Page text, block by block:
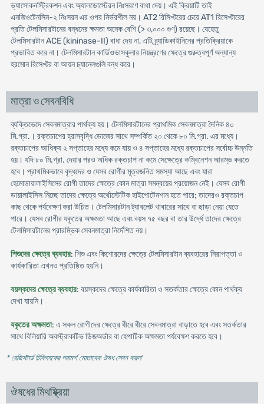
ভ্যাসোকনস্ট্রিকশন এবং অ্যালডোস্টেরন নিঃসরণে বাধা দেয়। এই ক্রিয়াটি তাই
এনজিওটেনসিন-২ নিঃসরন এর ওপর নির্ভরশীল নয়। AT2 রিসিপ্টরের চেয়ে AT1 রিসেপ্টারের
প্রতি টেলমিসারটানের বন্ধনের ক্ষমতা অনেক বেশি (> ৩,০০০ গুণ) রয়েছে। যেহেতু
টেলমিসারটান ACE (kininase-II) বাধা দেয় না, এটি ব্র্যাডিকাইনিনের প্রতিক্রিয়াকে
প্রভাবিত করে না। টেলমিসারটান কার্ডিওভাসকুলার নিয়ন্ত্রণের ক্ষেত্রে গুরুত্বপূর্ণ অন্যান্য
হরমোন রিসেপ্টর বা আয়ন চ্যানেলগুলি বন্ধ করে।
মাত্রা ও সেবনবিধি
ব্যক্তিভেদে সেবনমাত্রার পার্থক্য হয়। টেলমিসারটানের প্রাথমিক সেবনমাত্রা দৈনিক ৪০
মি.গ্রা.। রক্তচাপের হ্রাসবৃদ্ধি ডোজের সাথে সম্পর্কিত ২০ থেকে ৮০ মি.গ্রা. এর মধ্যে।
রক্তচাপের আধিক্য ২ সপ্তাহের মধ্যে কমে যায় ও ৪ সপ্তাহের মধ্যে রক্তচাপের সর্বোচ্চ উন্নতি
হয়। যদি ৮০ মি.গ্রা. দেয়ার পরও অধিক রক্তচাপ না কমে সেক্ষেত্রে কম্বিনেশন আরম্ভ করতে
হবে। প্রাথমিকভাবে বৃদ্ধদের ও যেসব রোগীর মূত্রজনিত সমস্যা আছে এবং যারা
হেমোডায়ালাইসিসের রোগী তাদের ক্ষেত্রে কোন মাত্রা সমন্বয়ের প্রয়োজন নেই। যেসব রোগী
ডায়ালাইসিস নিচ্ছে তাদের ক্ষেত্রে অর্থোস্টেটিক হাইপোটেনশান হতে পারে; তাদেরও রক্তচাপ
কাছ থেকে পর্যবেক্ষণ করা উচিত। টেলমিসারটান ট্যাবলেট খাবারের সাথে বা ছাড়া নেয়া যেতে
পারে। যেসব রোগীর যকৃতের অক্ষমতা আছে এবং বয়স ৭৫ বছর বা তার উর্দ্ধে তাদের ক্ষেত্রে
টেলমিসারটানের প্রারম্ভিক সেবনমাত্রা নির্দেশিত নয়।
শিশুদের ক্ষেত্রে ব্যবহার: শিশু এবং কিশোরদের ক্ষেত্রে টেলমিসারটান ব্যবহারের নিরাপত্তা ও
কার্যকারিতা এখনও প্রতিষ্ঠিত হয়নি।
বয়স্কদের ক্ষেত্রে ব্যবহার: বয়স্কদের ক্ষেত্রে কার্যকারিতা ও সতর্কতার ক্ষেত্রে কোন পার্থক্য
দেখা যায়নি।
যকৃতের অক্ষমতা: এ সকল রোগীদের ক্ষেত্রে ধীরে ধীরে সেবনমাত্রা বাড়াতে হবে এবং সতর্কতার
সাথে বিলিয়ারি অবস্ট্রাকটিভ ডিজঅর্ডার বা হেপাটিক অক্ষমতা পর্যবেক্ষণ করতে হবে।
* রেজিস্টার্ড চিকিৎসকের পরামর্শ মোতাবেক ঔষধ সেবন করুন'
ঔষধের মিথষ্ক্রিয়া